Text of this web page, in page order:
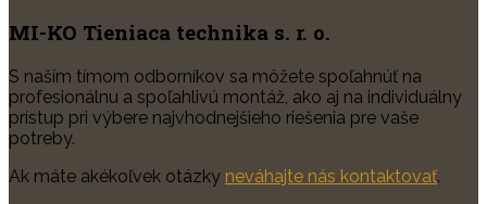
MI-KO Tieniaca technika s. r. o.
S naším tímom odborníkov sa môžete spoľahnúť na
profesionálnu a spoľahlivú montáž, ako aj na individuálny
prístup pri výbere najvhodnejšieho riešenia pre vaše
potreby.
Ak máte akékoľvek otázky neváhajte nás kontaktovať.